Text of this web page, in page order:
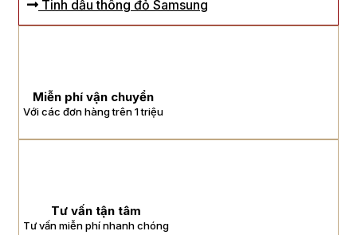
Tinh dầu thông đỏ Samsung
Miễn phí vận chuyển
Với các đơn hàng trên 1 triệu
Tư vấn tận tâm
Tư vấn miễn phí nhanh chóng